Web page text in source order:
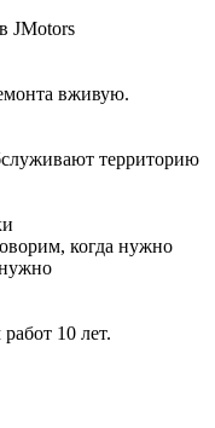
JMotors
вживую.
территорию
когда нужно
10 лет.